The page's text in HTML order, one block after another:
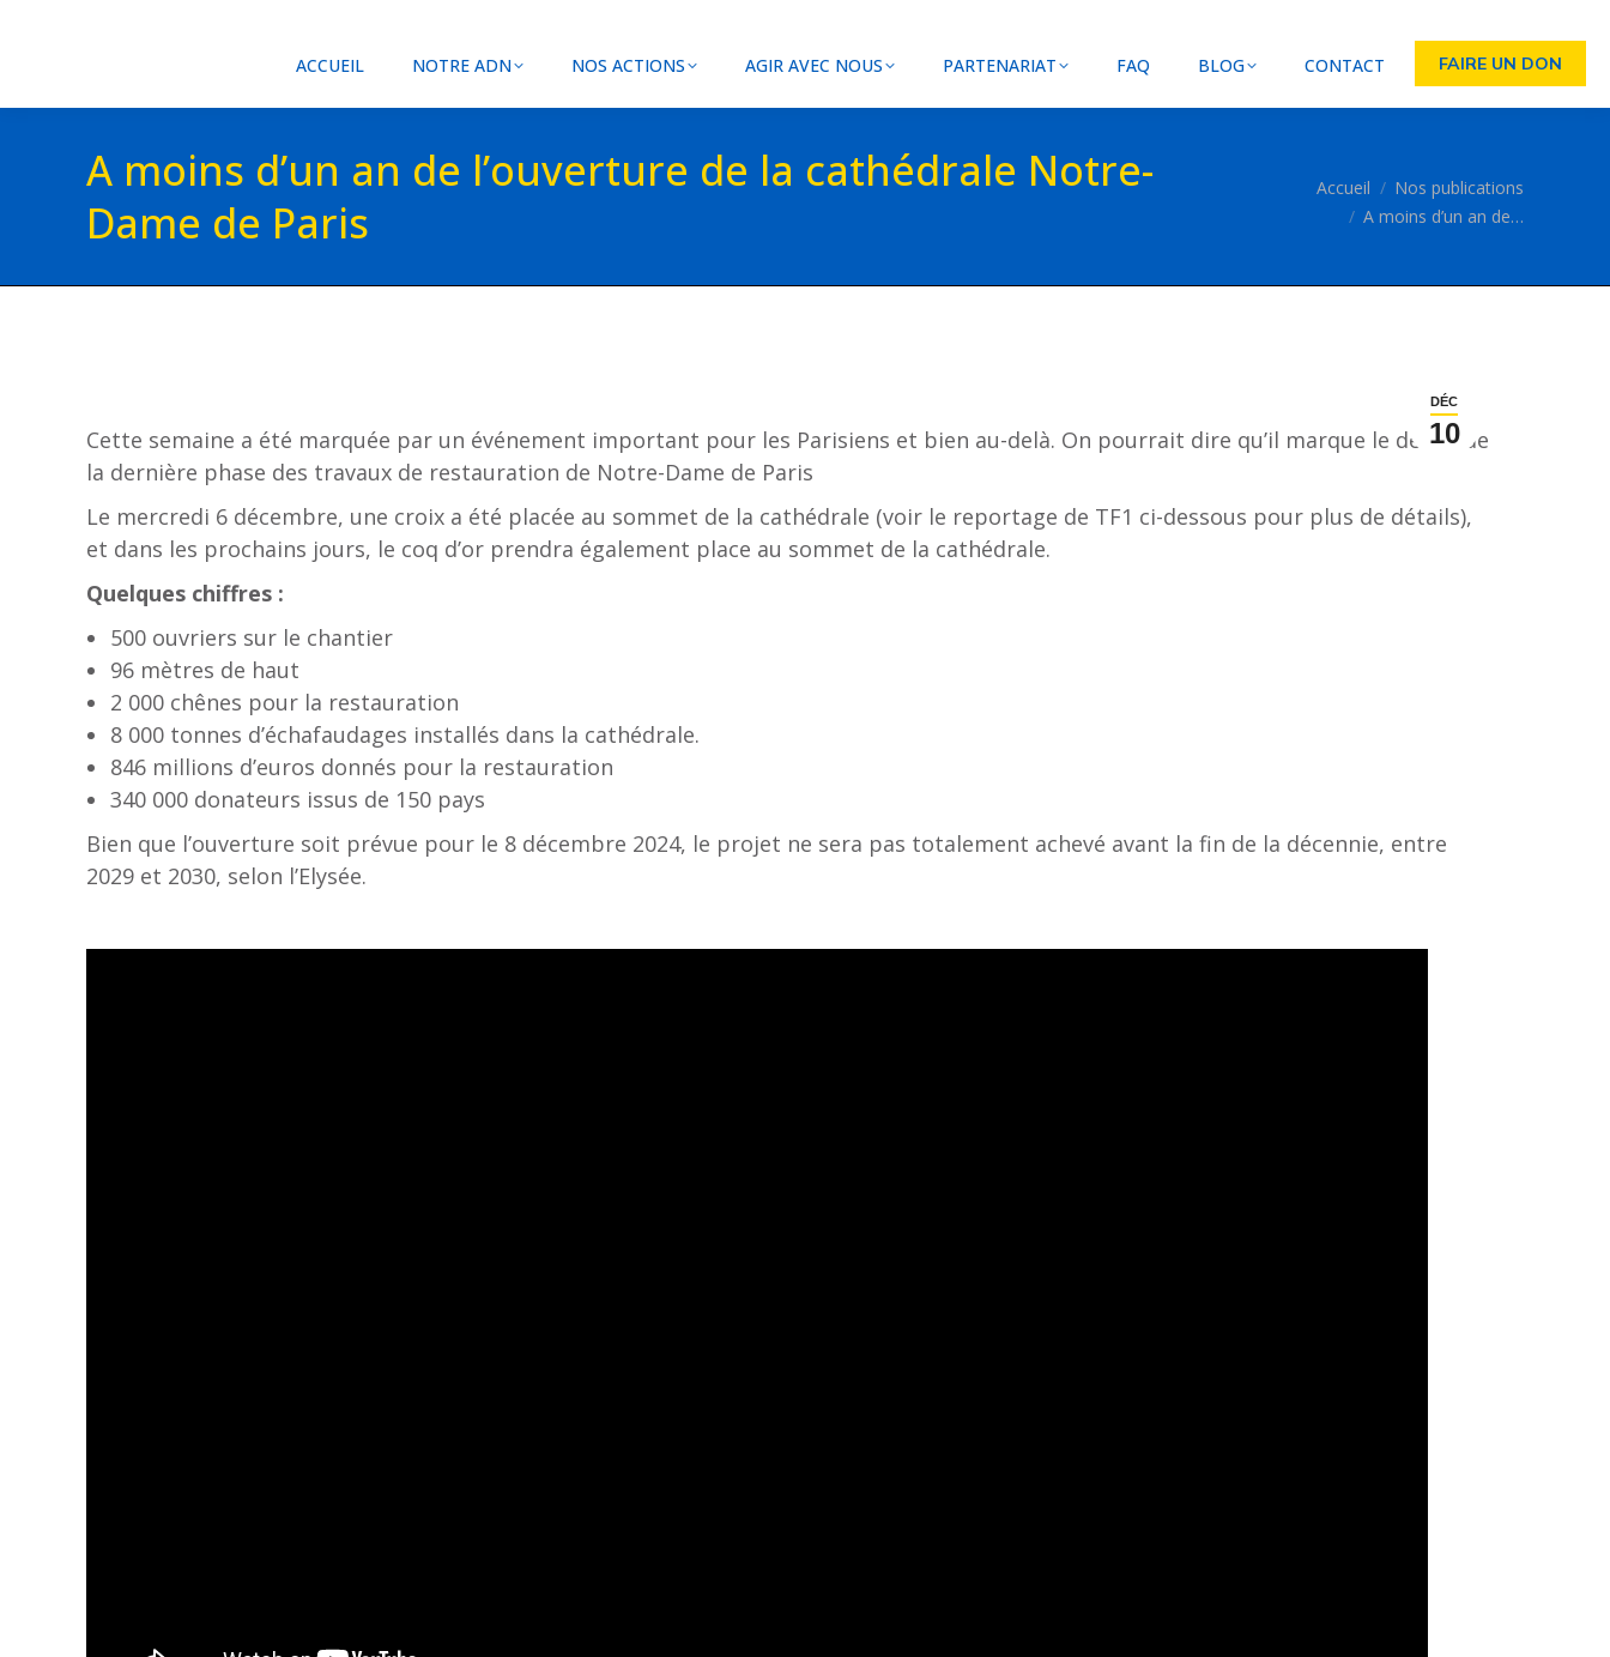
ACCUEIL NOTRE ADN NOS ACTIONS AGIR AVEC NOUS PARTENARIAT FAQ BLOG CONTACT FAIRE UN DON
A moins d’un an de l’ouverture de la cathédrale Notre-
Dame de Paris
Vous êtes ici :Accueil
Nos publications
A moins d’un an de…
DÉC
10
Cette semaine a été marquée par un événement important pour les Parisiens et bien au-delà. On pourrait dire qu’il marque le début de
la dernière phase des travaux de restauration de Notre-Dame de Paris
Le mercredi 6 décembre, une croix a été placée au sommet de la cathédrale (voir le reportage de TF1 ci-dessous pour plus de détails),
et dans les prochains jours, le coq d’or prendra également place au sommet de la cathédrale.
Quelques chiffres :
500 ouvriers sur le chantier
96 mètres de haut
2 000 chênes pour la restauration
8 000 tonnes d’échafaudages installés dans la cathédrale.
846 millions d’euros donnés pour la restauration
340 000 donateurs issus de 150 pays
Bien que l’ouverture soit prévue pour le 8 décembre 2024, le projet ne sera pas totalement achevé avant la fin de la décennie, entre
2029 et 2030, selon l’Elysée.